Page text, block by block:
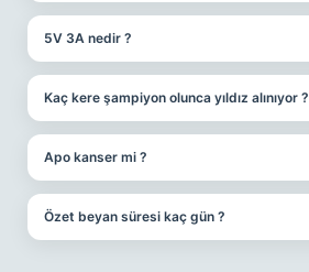
5V 3A nedir ?
Kaç kere şampiyon olunca yıldız alınıyor ?
Apo kanser mi ?
Özet beyan süresi kaç gün ?